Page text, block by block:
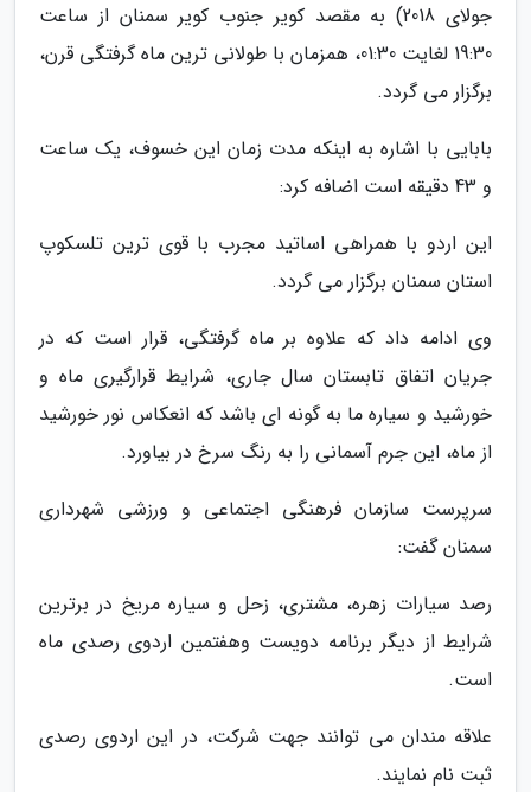
جولای 2018) به مقصد کویر جنوب کویر سمنان از ساعت
19:30 لغایت 01:30، همزمان با طولانی ترین ماه گرفتگی قرن،
برگزار می گردد.
بابایی با اشاره به اینکه مدت زمان این خسوف، یک ساعت
و 43 دقیقه است اضافه کرد:
این اردو با همراهی اساتید مجرب با قوی ترین تلسکوپ
استان سمنان برگزار می گردد.
وی ادامه داد که علاوه بر ماه گرفتگی، قرار است که در
جریان اتفاق تابستان سال جاری، شرایط قرارگیری ماه و
خورشید و سیاره ما به گونه ای باشد که انعکاس نور خورشید
از ماه، این جرم آسمانی را به رنگ سرخ در بیاورد.
سرپرست سازمان فرهنگی اجتماعی و ورزشی شهرداری
سمنان گفت:
رصد سیارات زهره، مشتری، زحل و سیاره مریخ در برترین
شرایط از دیگر برنامه دویست وهفتمین اردوی رصدی ماه
است.
علاقه مندان می توانند جهت شرکت، در این اردوی رصدی
ثبت نام نمایند.